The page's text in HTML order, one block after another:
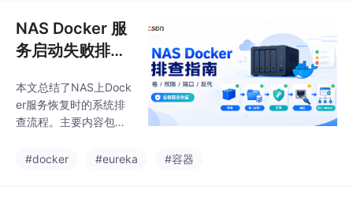
细列出了各层级的检查
要点和常用命令，并给
出docker-compose配
验证多源镜像拉取、GP
U环境等基础层，再排
查模型服务、向量库等
层递进的诊断方式，可
NAS Docker 服
务启动失败排
hotoPrism、Ho
me Assistant
本文总结了NAS上Dock
er服务恢复时的系统排
查流程。主要内容包
er状态，清理无用对
#docker #eureka #容器